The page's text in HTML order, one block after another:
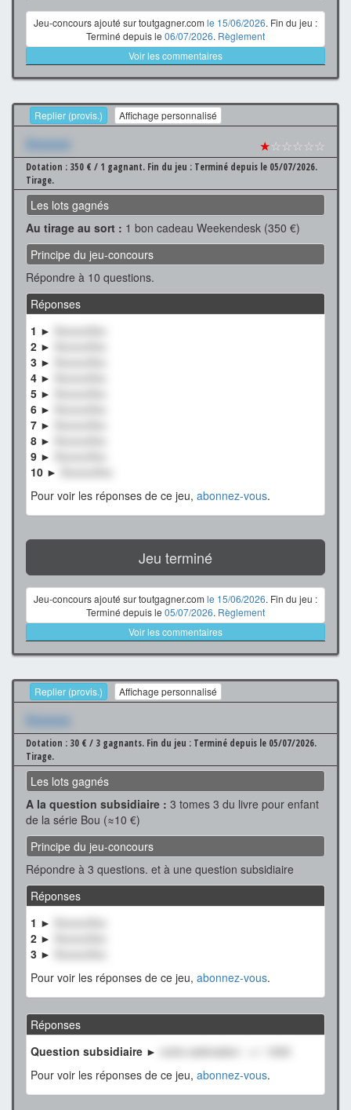
Jeu-concours ajouté sur toutgagner.com le 15/06/2026. Fin du jeu :
Terminé depuis le 06/07/2026. Règlement
Voir les commentaires
Replier (provis.) Affichage personnalisé
Xxxxxxx ★☆☆☆☆☆
Dotation : 350 € / 1 gagnant. Fin du jeu : Terminé depuis le 05/07/2026.
Tirage.
Les lots gagnés
Au tirage au sort : 1 bon cadeau Weekendesk (350 €)
Principe du jeu-concours
Répondre à 10 questions.
Réponses
1 ►
XxxxxxXxx
2 ►
3 ►
4 ►
5 ►
6 ►
7 ►
8 ►
9 ►
10 ►
Pour voir les réponses de ce jeu, abonnez-vous.
Jeu terminé
Jeu-concours ajouté sur toutgagner.com le 15/06/2026. Fin du jeu :
Terminé depuis le 05/07/2026. Règlement
Voir les commentaires
Replier (provis.) Affichage personnalisé
Xxxxxxx
Dotation : 30 € / 3 gagnants. Fin du jeu : Terminé depuis le 05/07/2026.
Tirage.
Les lots gagnés
A la question subsidiaire : 3 tomes 3 du livre pour enfant
de la série Bou (≈10 €)
Principe du jeu-concours
Répondre à 3 questions. et à une question subsidiaire
Réponses
1 ►
2 ►
3 ►
Pour voir les réponses de ce jeu, abonnez-vous.
Réponses
Question subsidiaire ►
notre estimation : +/- 1000
Pour voir les réponses de ce jeu, abonnez-vous.